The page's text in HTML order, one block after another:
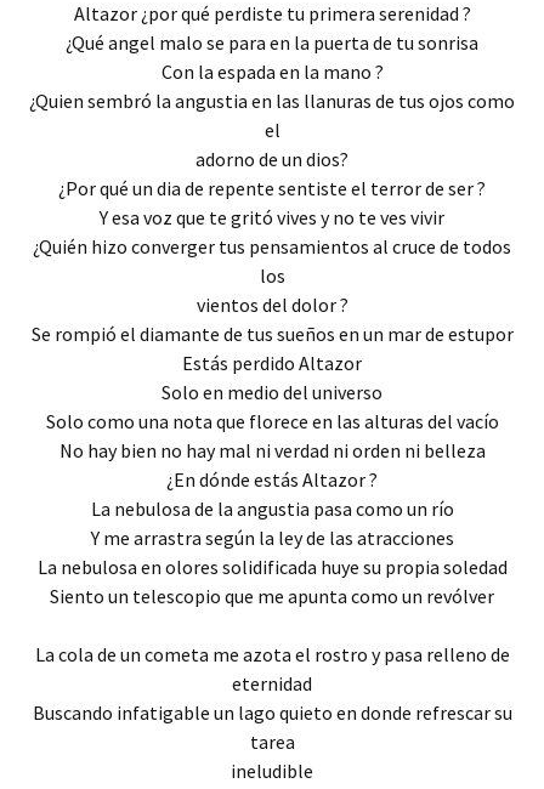
Altazor ¿por qué perdiste tu primera serenidad ?
¿Qué angel malo se para en la puerta de tu sonrisa
Con la espada en la mano ?
¿Quien sembró la angustia en las llanuras de tus ojos como
el
adorno de un dios?
¿Por qué un dia de repente sentiste el terror de ser ?
Y esa voz que te gritó vives y no te ves vivir
¿Quién hizo converger tus pensamientos al cruce de todos
los
vientos del dolor ?
Se rompió el diamante de tus sueños en un mar de estupor
Estás perdido Altazor
Solo en medio del universo
Solo como una nota que florece en las alturas del vacío
No hay bien no hay mal ni verdad ni orden ni belleza
¿En dónde estás Altazor ?
La nebulosa de la angustia pasa como un río
Y me arrastra según la ley de las atracciones
La nebulosa en olores solidificada huye su propia soledad
Siento un telescopio que me apunta como un revólver
La cola de un cometa me azota el rostro y pasa relleno de
eternidad
Buscando infatigable un lago quieto en donde refrescar su
tarea
ineludible